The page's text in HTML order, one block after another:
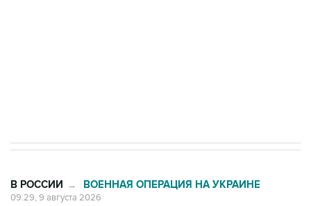
В РОССИИ → ВОЕННАЯ ОПЕРАЦИЯ НА УКРАИНЕ
09:29, 9 августа 2026